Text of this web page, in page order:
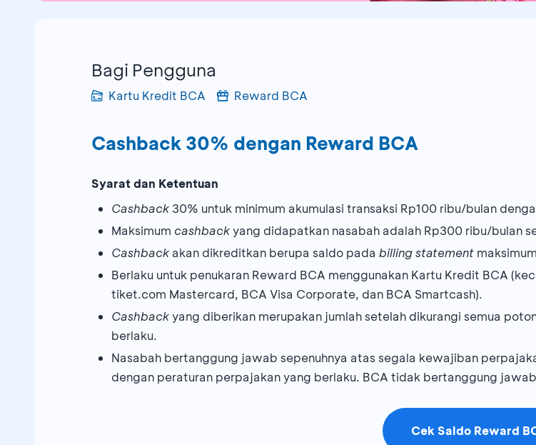
Bagi Pengguna
Kartu Kredit BCA Reward BCA
Cashback 30% dengan Reward BCA
Syarat dan Ketentuan
Cashback 30% untuk minimum akumulasi transaksi Rp100 ribu/bulan
Maksimum cashbackyang didapatkan nasabah adalah Rp300 ribu/bulan
Cashback akan dikreditkan berupa saldo pada billing statement
Berlaku untuk penukaran Reward BCA menggunakan Kartu Kredit BCA
tiket.com Mastercard, BCA Visa Corporate, dan BCA Smartcash).
Cashbackyang diberikan merupakan jumlah setelah dikurangi semua
berlaku.
Nasabah bertanggung jawab sepenuhnya atas segala kewajiban
dengan peraturan perpajakan yang berlaku. BCA tidak bertanggung
Cek Saldo Reward